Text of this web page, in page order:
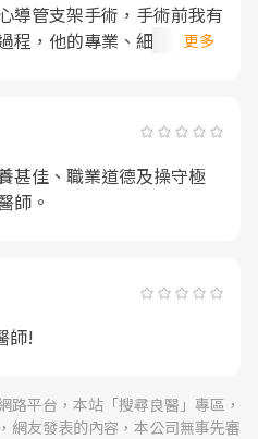
導管支架手術，手術前我有
程，他的專業、細心解說與
心的處理手術過程，我很感
更多
甚佳、職業道德及操守極
師。
師!
路平台，本站「搜尋良醫」專區，
網友發表的內容，本公司無事先審